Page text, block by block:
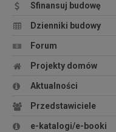
Sfinansuj budowę
Dzienniki budowy
Forum
Projekty domów
Aktualności
Przedstawiciele
e-katalogi/e-booki